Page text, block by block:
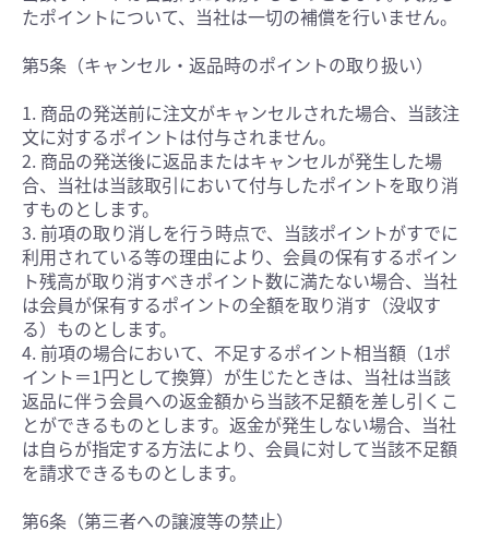
たポイントについて、当社は一切の補償を行いません。
第5条（キャンセル・返品時のポイントの取り扱い）
1. 商品の発送前に注文がキャンセルされた場合、当該注
文に対するポイントは付与されません。
2. 商品の発送後に返品またはキャンセルが発生した場
合、当社は当該取引において付与したポイントを取り消
すものとします。
3. 前項の取り消しを行う時点で、当該ポイントがすでに
利用されている等の理由により、会員の保有するポイン
ト残高が取り消すべきポイント数に満たない場合、当社
は会員が保有するポイントの全額を取り消す（没収す
る）ものとします。
4. 前項の場合において、不足するポイント相当額（1ポ
イント＝1円として換算）が生じたときは、当社は当該
返品に伴う会員への返金額から当該不足額を差し引くこ
とができるものとします。返金が発生しない場合、当社
は自らが指定する方法により、会員に対して当該不足額
を請求できるものとします。
第6条（第三者への譲渡等の禁止）